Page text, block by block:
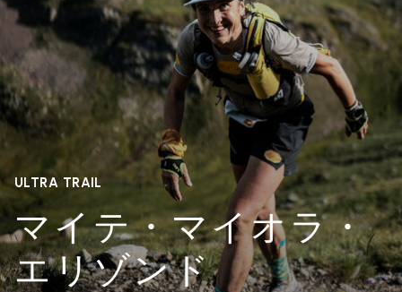
ULTRA TRAIL
マイテ・マイオラ・
エリゾンド